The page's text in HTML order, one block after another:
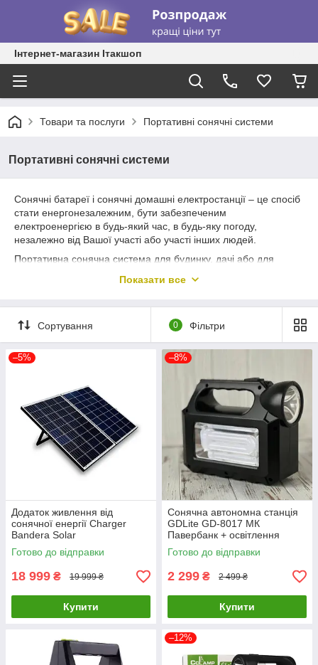
Інтернет-магазин Ітакшоп
Товари та послуги Портативні сонячні системи
Портативні сонячні системи
Сонячні батареї і сонячні домашні електростанції – це спосіб
стати енергонезалежним, бути забезпеченим
електроенергією в будь-який час, в будь-яку погоду,
незалежно від Вашої участі або участі інших людей.
Портативна сонячна система для будинку, дачі або для
вона буде незамінним джерелом живлення для мобільних
Показати все
Сортування 0 Фільтри
–5%
Додаток живлення від
сонячної енергії Charger
Bandera Solar
Готово до відправки
18 999 ₴ 19 999 ₴
Купити
–8%
Сонячна автономна станція
GDLite GD-8017 МК
Павербанк + освітлення
Готово до відправки
2 299 ₴ 2 499 ₴
Купити
–12%